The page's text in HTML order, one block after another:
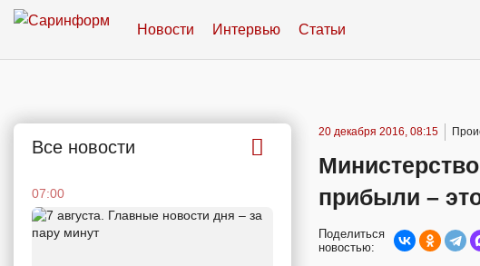
Новости Интервью Статьи
Все новости
07:00
20 декабря 2016, 08:15
прибыли –
Поделиться
новостью: